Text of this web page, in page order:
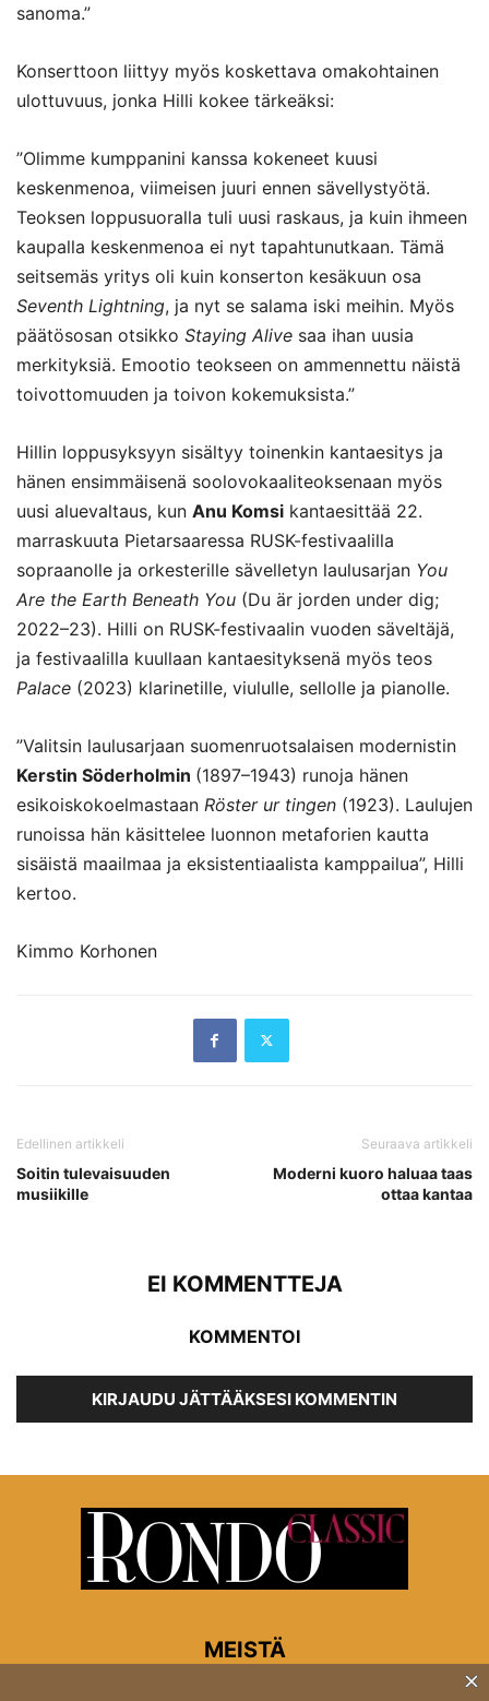
sanoma.”
Konserttoon liittyy myös koskettava omakohtainen
ulottuvuus, jonka Hilli kokee tärkeäksi:
”Olimme kumppanini kanssa kokeneet kuusi
keskenmenoa, viimeisen juuri ennen sävellystyötä.
Teoksen loppusuoralla tuli uusi raskaus, ja kuin ihmeen
kaupalla keskenmenoa ei nyt tapahtunutkaan. Tämä
seitsemäs yritys oli kuin konserton kesäkuun osa
Seventh Lightning, ja nyt se salama iski meihin. Myös
päätösosan otsikko Staying Alive saa ihan uusia
merkityksiä. Emootio teokseen on ammennettu näistä
toivottomuuden ja toivon kokemuksista.”
Hillin loppusyksyyn sisältyy toinenkin kantaesitys ja
hänen ensimmäisenä soolovokaaliteoksenaan myös
uusi aluevaltaus, kun Anu Komsi kantaesittää 22.
marraskuuta Pietarsaaressa RUSK-festivaalilla
sopraanolle ja orkesterille sävelletyn laulusarjan You
Are the Earth Beneath You (Du är jorden under dig;
2022–23). Hilli on RUSK-festivaalin vuoden säveltäjä,
ja festivaalilla kuullaan kantaesityksenä myös teos
Palace (2023) klarinetille, viululle, sellolle ja pianolle.
”Valitsin laulusarjaan suomenruotsalaisen modernistin
Kerstin Söderholmin (1897–1943) runoja hänen
esikoiskokoelmastaan Röster ur tingen (1923). Laulujen
runoissa hän käsittelee luonnon metaforien kautta
sisäistä maailmaa ja eksistentiaalista kamppailua”, Hilli
kertoo.
Kimmo Korhonen
Edellinen artikkeli
Soitin tulevaisuuden
musiikille
Seuraava artikkeli
Moderni kuoro haluaa taas
ottaa kantaa
EI KOMMENTTEJA
KOMMENTOI
KIRJAUDU JÄTTÄÄKSESI KOMMENTIN
MEISTÄ